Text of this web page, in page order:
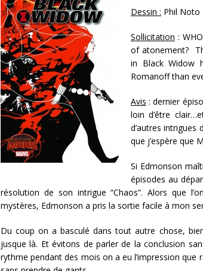
Dessin : Phil Noto
Sollicitation :
of atonement?
in Black Widow
Romanoff than
Avis : dernier
loin d’être
d’autres
que j’espère que
Si Edmonson
épisodes au
résolution de son intrigue “Chaos”. Alors que
mystères, Edmonson a pris la sortie facile à mon
Du coup on a basculé dans tout autre chose,
jusque là. Et évitons de parler de la conclusion
rythme pendant des mois on a eu l’impression que